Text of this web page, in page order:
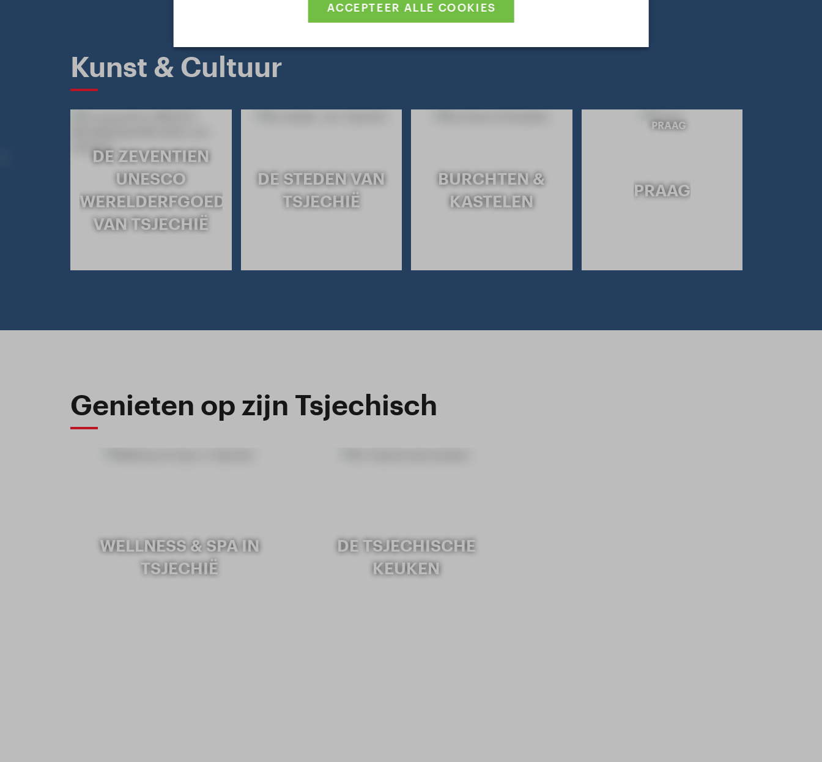
Kunst & Cultuur
DE ZEVENTIEN
UNESCO
WERELDERFGOEDLOCATIES
VAN TSJECHIË
DE STEDEN VAN
TSJECHIË
BURCHTEN &
KASTELEN
PRAAG
PRAAG
Genieten op zijn Tsjechisch
WELLNESS & SPA IN
TSJECHIË
DE TSJECHISCHE
KEUKEN
ACCEPTEER ALLE COOKIES